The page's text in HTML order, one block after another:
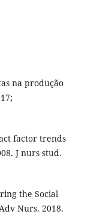
na produção
factor trends
J nurs stud.
the Social
Nurs. 2018.